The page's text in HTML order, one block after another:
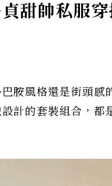
甜帥私服
胺風格還是街頭
計的套裝組合，